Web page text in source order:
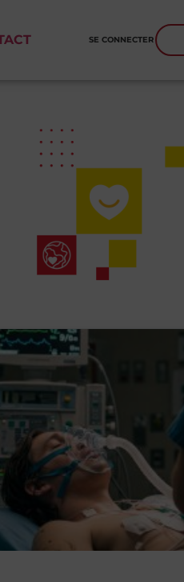
SE CONNECTER